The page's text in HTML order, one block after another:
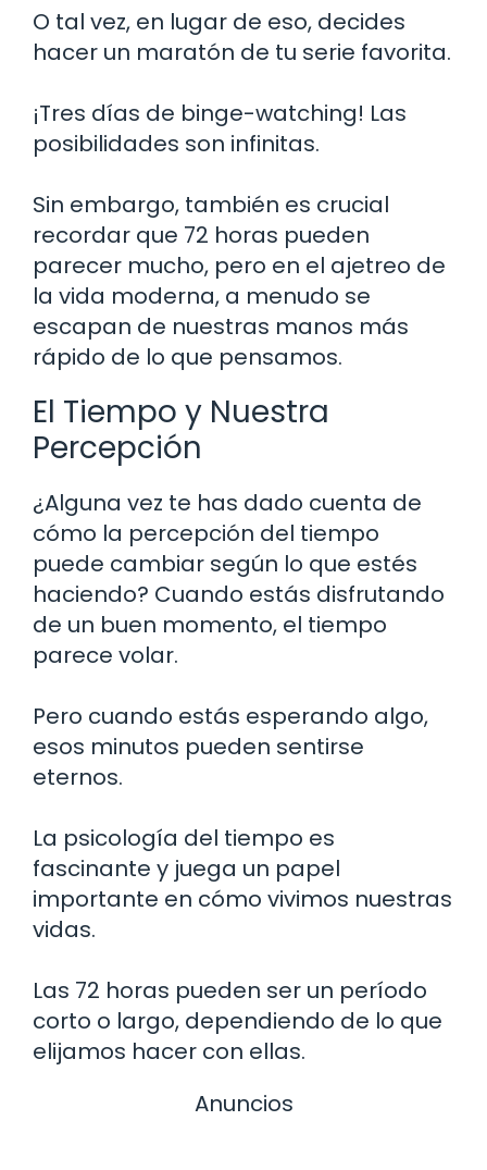
O tal vez, en lugar de eso, decides
hacer un maratón de tu serie favorita.
¡Tres días de binge-watching! Las
posibilidades son infinitas.
Sin embargo, también es crucial
recordar que 72 horas pueden
parecer mucho, pero en el ajetreo de
la vida moderna, a menudo se
escapan de nuestras manos más
rápido de lo que pensamos.
El Tiempo y Nuestra
Percepción
¿Alguna vez te has dado cuenta de
cómo la percepción del tiempo
puede cambiar según lo que estés
haciendo? Cuando estás disfrutando
de un buen momento, el tiempo
parece volar.
Pero cuando estás esperando algo,
esos minutos pueden sentirse
eternos.
La psicología del tiempo es
fascinante y juega un papel
importante en cómo vivimos nuestras
vidas.
Las 72 horas pueden ser un período
corto o largo, dependiendo de lo que
elijamos hacer con ellas.
Anuncios